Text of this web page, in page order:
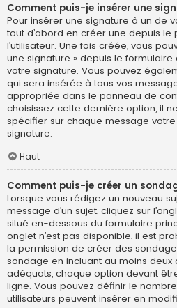
Comment puis-je insérer une
Pour insérer une signature à un de
tout d’abord en créer une depuis
l’utilisateur. Une fois créée, vous
une signature » depuis le
votre signature. Vous pouvez
qui sera insérée à tous vos
appropriée dans le panneau de
choisissez cette dernière option, il
spécifier sur chaque message votre
signature.
Haut
Comment puis-je créer un
Lorsque vous rédigez un nouveau
message d’un sujet, cliquez sur
situé en-dessous du formulaire
onglet n’est pas disponible, il est
la permission de créer des
sondage en incluant au moins
adéquats, chaque option devant
ligne. Vous pouvez définir le
utilisateurs peuvent insérer en